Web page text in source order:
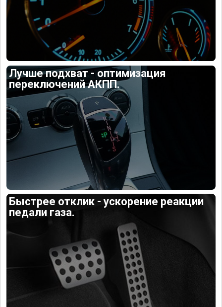
Лучше подхват - оптимизация
переключений АКПП.
Быстрее отклик - ускорение реакции
педали газа.